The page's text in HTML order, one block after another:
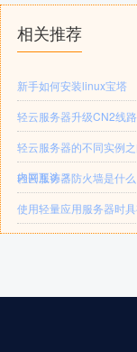
相关推荐
新手如何安装linux宝塔
轻云服务器升级CN2线
轻云服务器的不同实例
内网互访？
轻云服务器防火墙是什么
使用轻量应用服务器时